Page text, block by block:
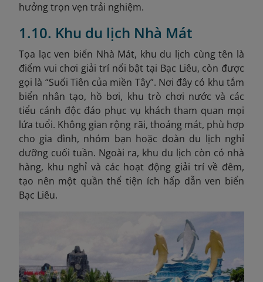
hưởng trọn vẹn trải nghiệm.
1.10. Khu du lịch Nhà Mát
Tọa lạc ven biển Nhà Mát, khu du lịch cùng tên là
điểm vui chơi giải trí nổi bật tại Bạc Liêu, còn được
gọi là “Suối Tiên của miền Tây”. Nơi đây có khu tắm
biển nhân tạo, hồ bơi, khu trò chơi nước và các
tiểu cảnh độc đáo phục vụ khách tham quan mọi
lứa tuổi. Không gian rộng rãi, thoáng mát, phù hợp
cho gia đình, nhóm bạn hoặc đoàn du lịch nghỉ
dưỡng cuối tuần. Ngoài ra, khu du lịch còn có nhà
hàng, khu nghỉ và các hoạt động giải trí về đêm,
tạo nên một quần thể tiện ích hấp dẫn ven biển
Bạc Liêu.